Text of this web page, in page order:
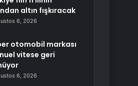
altın fışkıracak
6, 2026
otomobil markası
vitese geri
6, 2026